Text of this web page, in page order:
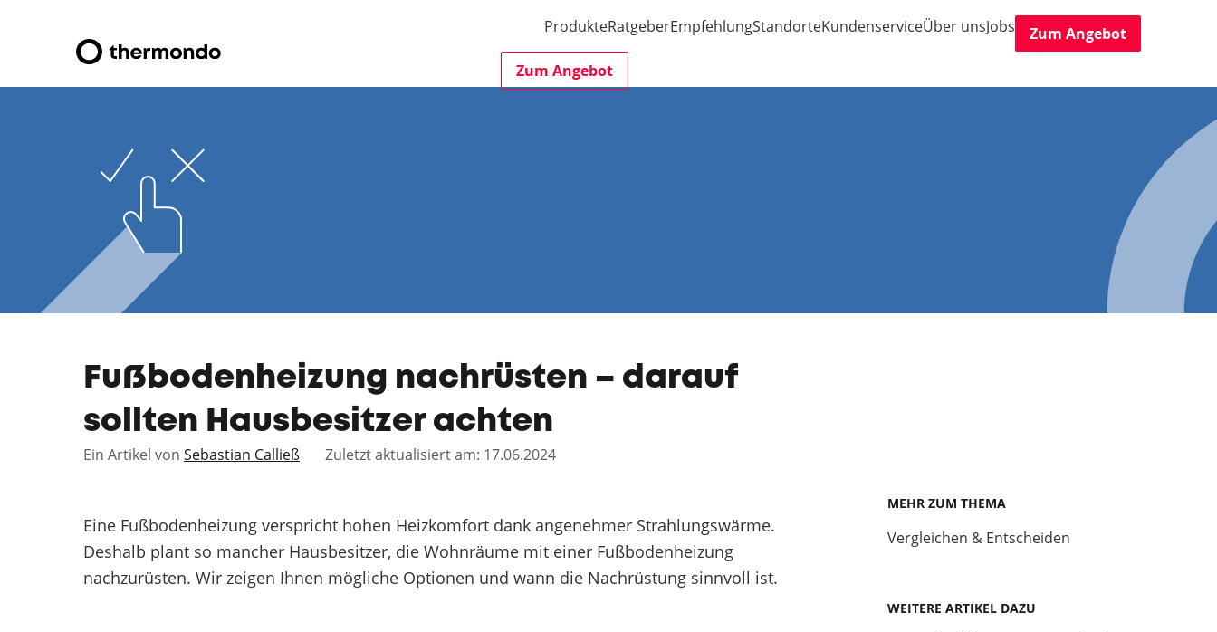
ProdukteRatgeberEmpfehlungStandorteKundenserviceÜber unsJobs
Zum Angebot
Zum Angebot
Fußbodenheizung nachrüsten – darauf
sollten Hausbesitzer achten
Ein Artikel von Sebastian Calließ Zuletzt aktualisiert am: 17.06.2024
Eine Fußbodenheizung verspricht hohen Heizkomfort dank angenehmer Strahlungswärme.
Deshalb plant so mancher Hausbesitzer, die Wohnräume mit einer Fußbodenheizung
nachzurüsten. Wir zeigen Ihnen mögliche Optionen und wann die Nachrüstung sinnvoll ist.
MEHR ZUM THEMA
Vergleichen & Entscheiden
WEITERE ARTIKEL DAZU